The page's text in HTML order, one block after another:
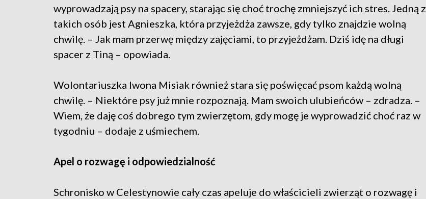
wyprowadzają psy na spacery, starając się choć trochę zmniejszyć ich stres. Jedną z
takich osób jest Agnieszka, która przyjeżdża zawsze, gdy tylko znajdzie wolną
chwilę. – Jak mam przerwę między zajęciami, to przyjeżdżam. Dziś idę na długi
spacer z Tiną – opowiada.
Wolontariuszka Iwona Misiak również stara się poświęcać psom każdą wolną
chwilę. – Niektóre psy już mnie rozpoznają. Mam swoich ulubieńców – zdradza. –
Wiem, że daję coś dobrego tym zwierzętom, gdy mogę je wyprowadzić choć raz w
tygodniu – dodaje z uśmiechem.
Apel o rozwagę i odpowiedzialność
Schronisko w Celestynowie cały czas apeluje do właścicieli zwierząt o rozwagę i